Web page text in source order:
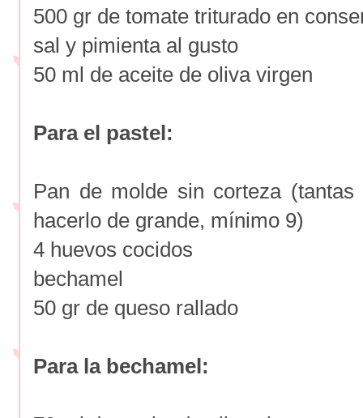
500 gr de tomate triturado en
sal y pimienta al gusto
50 ml de aceite de oliva virgen
Para el pastel:
Pan de molde sin corteza
hacerlo de grande, mínimo 9)
4 huevos cocidos
bechamel
50 gr de queso rallado
Para la bechamel: